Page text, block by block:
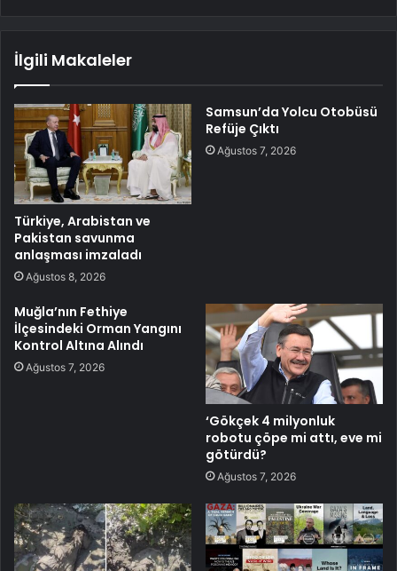
İlgili Makaleler
Türkiye, Arabistan ve
Pakistan savunma
anlaşması imzaladı
Ağustos 8, 2026
Samsun’da Yolcu Otobüsü
Refüje Çıktı
Ağustos 7, 2026
Muğla’nın Fethiye
İlçesindeki Orman Yangını
Kontrol Altına Alındı
Ağustos 7, 2026
‘Gökçek 4 milyonluk
robotu çöpe mi attı, eve mi
götürdü?
Ağustos 7, 2026